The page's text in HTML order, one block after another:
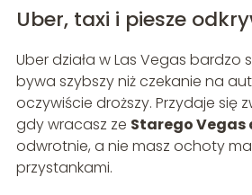
Uber, taxi i piesze
Uber działa w Las Vegas bardzo
bywa szybszy niż czekanie na
oczywiście droższy. Przydaje się
gdy wracasz ze Starego Vegas
odwrotnie, a nie masz ochoty
przystankami.